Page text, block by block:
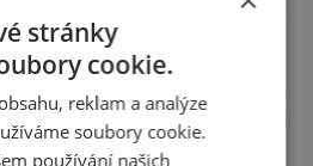
stránky
cookie.
reklam a analýze
soubory cookie.
používání našich